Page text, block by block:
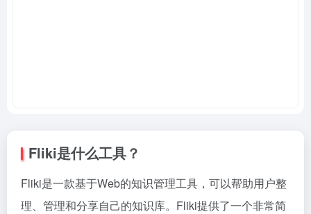
Fliki是什么工具？
Fliki是一款基于Web的知识管理工具，可以帮助用户整
理、管理和分享自己的知识库。Fliki提供了一个非常简